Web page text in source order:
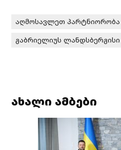
აღმოსავლეთ პარტნიორობა
გაბრიელიუს ლანდსბერგისი
ახალი ამბები